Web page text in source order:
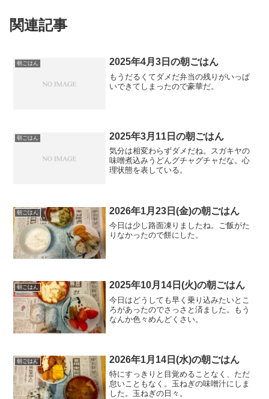
関連記事
朝ごはん 2025年4月3日の朝ごはん
もうだるくてダメだ弁当の残りがいっぱ
いできてしまったので豪華だ。
朝ごはん 2025年3月11日の朝ごはん
気分は相変わらずダメだね。スガキヤの
味噌煮込みうどんグチャグチャだな。心
理状態を表している。
朝ごはん 2026年1月23日(金)の朝ごはん
今日は少し路面凍りましたね。ご飯がた
りなかったので餅にした。
朝ごはん 2025年10月14日(火)の朝ごはん
今日はどうしても早く乗り込みたいとこ
ろがあったのでさっさと済ました。もう
なんか色々めんどくさい。
朝ごはん 2026年1月14日(水)の朝ごはん
特にすっきりと目覚めることなく、ただ
怠いこともなく。玉ねぎの味噌汁にしま
した。玉ねぎの日々。